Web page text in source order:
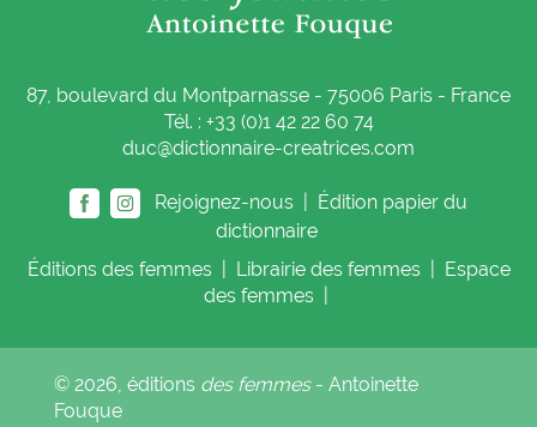
87, boulevard du Montparnasse - 75006 Paris - France
Tél. : +33 (0)1 42 22 60 74
duc@dictionnaire-creatrices.com
Rejoignez-nous |
Édition papier du
dictionnaire
Éditions des femmes Librairie des femmes
Espace
des femmes
© 2026, éditions des femmes- Antoinette
Fouque